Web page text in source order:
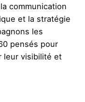
communication
et la stratégie
les
pensés pour
leur visibilité et